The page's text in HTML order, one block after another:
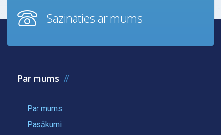
Sazināties ar mums
Par mums
Par mums
Pasākumi